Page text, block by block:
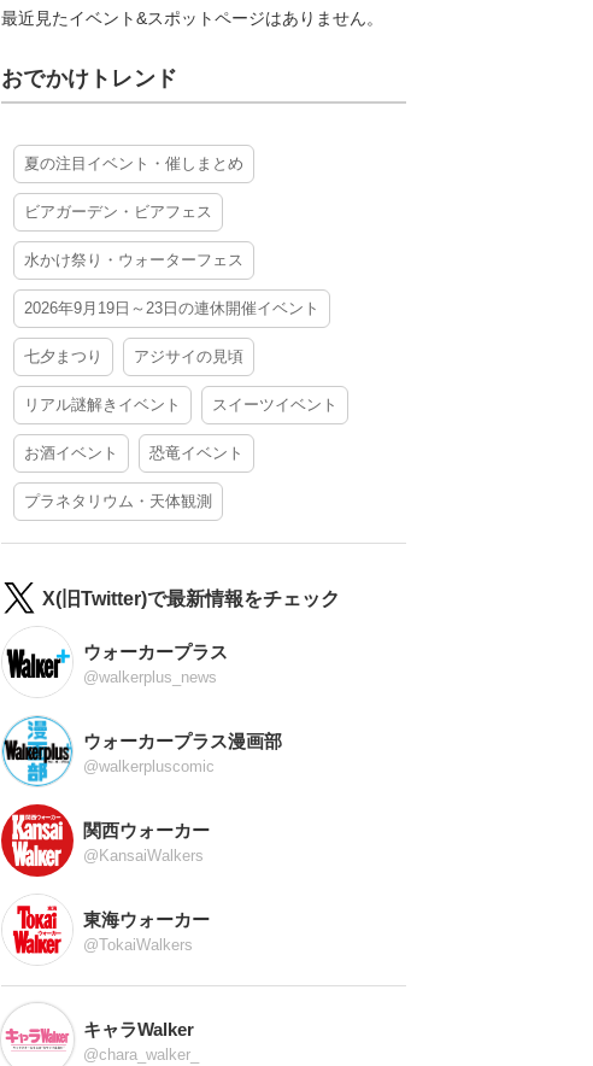
最近見たイベント&スポットページはありません。
おでかけトレンド
夏の注目イベント・催しまとめ
ビアガーデン・ビアフェス
水かけ祭り・ウォーターフェス
2026年9月19日～23日の連休開催イベント
七夕まつり アジサイの見頃
リアル謎解きイベント スイーツイベント
お酒イベント 恐竜イベント
プラネタリウム・天体観測
X(旧Twitter)で最新情報をチェック
ウォーカープラス
@walkerplus_news
ウォーカープラス漫画部
@walkerpluscomic
関西ウォーカー
@KansaiWalkers
東海ウォーカー
@TokaiWalkers
キャラWalker
@chara_walker_